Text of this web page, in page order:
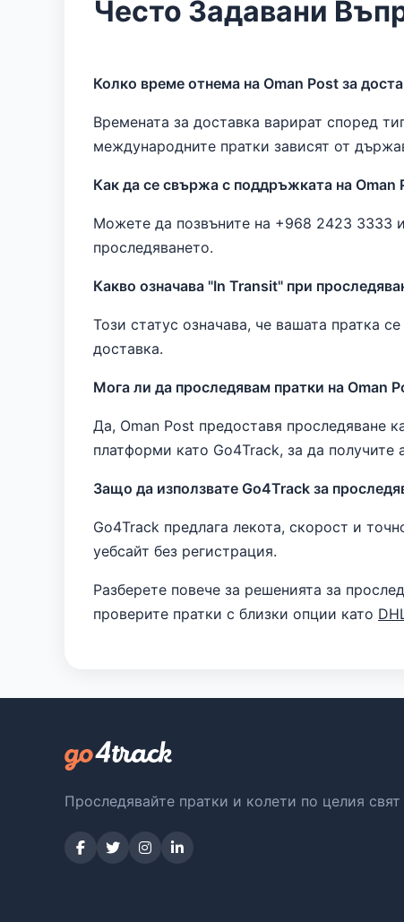
Често Задавани
Колко време отнема на Oman Post за
Времената за доставка варират според
международните пратки зависят от
Как да се свържа с поддръжката на Oman
Можете да позвъните на +968 2423 3333
проследяването.
Какво означава "In Transit" при
Този статус означава, че вашата пратка
доставка.
Мога ли да проследявам пратки на Oman
Да, Oman Post предоставя проследяване
платформи като Go4Track, за да получите
Защо да използвате Go4Track за
Go4Track предлага лекота, скорост и
уебсайт без регистрация.
Разберете повече за решенията за
проверите пратки с близки опции като
Проследявайте пратки и колети по целия свят